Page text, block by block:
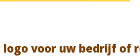
voor uw bedrijf of